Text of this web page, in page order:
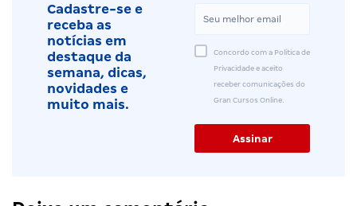
Cadastre-se e
receba as
notícias em
destaque da
semana, dicas,
novidades e
muito mais.
Concordo com a Política de
Privacidade e aceito
receber comunicações do
Gran Cursos Online.